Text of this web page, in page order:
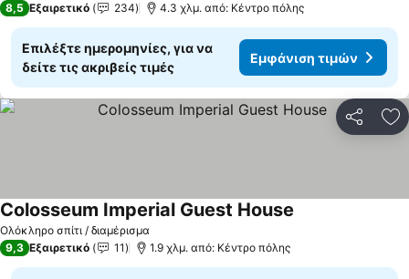
8,5 Εξαιρετικό 234 4.3 χλμ. από: Κέντρο πόλης
Επιλέξτε ημερομηνίες, για να
δείτε τις ακριβείς τιμές
Εμφάνιση τιμών
Ολόκληρο σπίτι / διαμέρισμα
Colosseum Imperial Guest House
9,3 Εξαιρετικό 11 1.9 χλμ. από: Κέντρο πόλης